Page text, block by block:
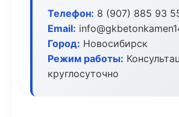
Телефон: 8 (907) 885 93
Email:
Город: Новосибирск
Режим работы:
круглосуточно